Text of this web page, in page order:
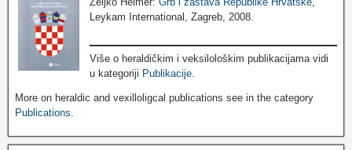
Leykam International, Zagreb, 2008.
Više o heraldičkim i veksilološkim publikacijama vidi
u kategoriji Publikacije.
More on heraldic and vexilloligcal publications see in the category
Publications.